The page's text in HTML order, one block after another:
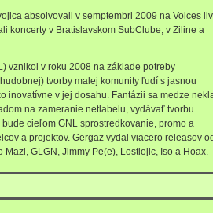
absolvovali v semptembri 2009 na Voices
koncerty v Bratislavskom SubClube, v Ziline a
vznikol v roku 2008 na základe potreby
tvorby malej komunity ľudí s jasnou
inovatívne v jej dosahu. Fantázii sa medze
na zameranie netlabelu, vydávať tvorbu
cieľom GNL sprostredkovanie, promo a
a projektov. Gergaz vydal viacero releasov od
GLGN, Jimmy Pe(e), Lostlojic, Iso a Hoax.